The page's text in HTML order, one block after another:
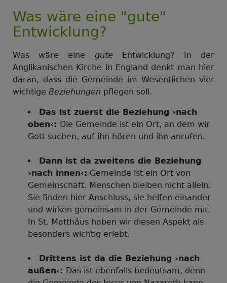
Was wäre eine "gute"
Entwicklung?
Was wäre eine gute Entwicklung? In der
Anglikanischen Kirche in England denkt man hier
daran, dass die Gemeinde im Wesentlichen vier
wichtige Beziehungen pflegen soll.
Das ist zuerst die Beziehung ›nach
oben‹: Die Gemeinde ist ein Ort, an dem wir
Gott suchen, auf ihn hören und ihn anrufen.
Dann ist da zweitens die Beziehung
›nach innen‹: Gemeinde ist ein Ort von
Gemeinschaft. Menschen bleiben nicht allein.
Sie finden hier Anschluss, sie helfen einander
und wirken gemeinsam in der Gemeinde mit.
In St. Matthäus haben wir diesen Aspekt als
besonders wichtig erlebt.
Drittens ist da die Beziehung ›nach
außen‹: Das ist ebenfalls bedeutsam, denn